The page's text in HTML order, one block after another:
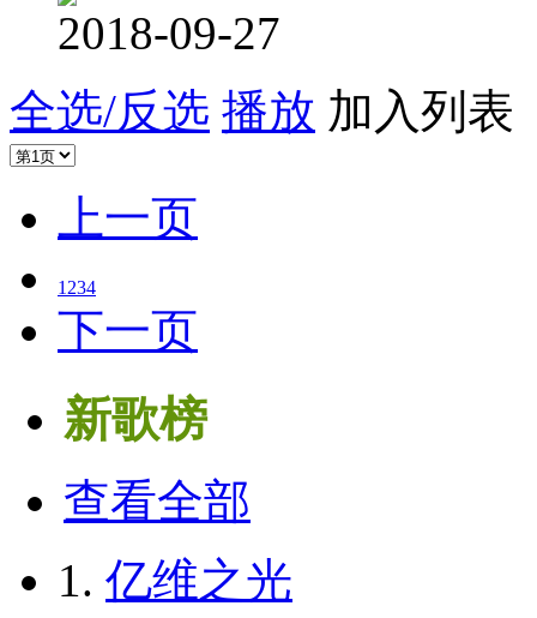
2018-09-27
全选/反选 播放 加入列表
上一页
1 234
下一页
新歌榜
查看全部
1. 亿维之光